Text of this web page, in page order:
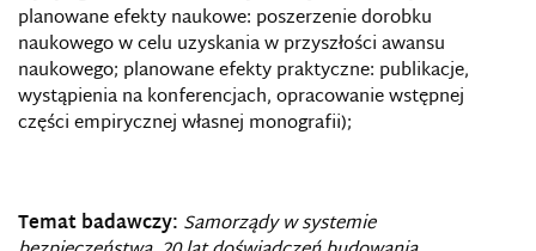
planowane efekty naukowe: poszerzenie dorobku
naukowego w celu uzyskania w przyszłości awansu
naukowego; planowane efekty praktyczne: publikacje,
wystąpienia na konferencjach, opracowanie wstępnej
części empirycznej własnej monografii);
Temat badawczy: Samorządy w systemie